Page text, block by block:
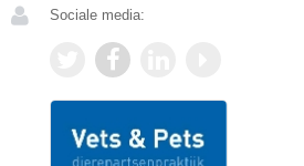
Sociale media: